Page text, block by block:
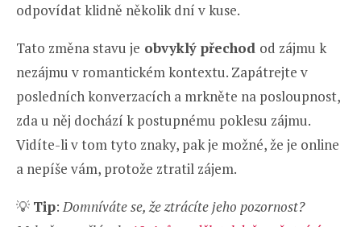
odpovídat klidně několik dní v kuse.
Tato změna stavu je obvyklý přechod od zájmu k
nezájmu v romantickém kontextu. Zapátrejte v
posledních konverzacích a mrkněte na posloupnost,
zda u něj dochází k postupnému poklesu zájmu.
Vidíte-li v tom tyto znaky, pak je možné, že je online
a nepíše vám, protože ztratil zájem.
💡 Tip:Domníváte se, že ztrácíte jeho pozornost?